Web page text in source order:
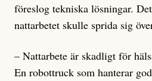
föreslog tekniska lösningar.
nattarbetet skulle sprida sig
– Nattarbete är skadligt för
En robottruck som hanterar